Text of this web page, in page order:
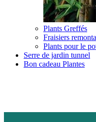
Plants Greffés
Fraisiers
Plants pour le
Serre de jardin tunnel
Bon cadeau Plantes